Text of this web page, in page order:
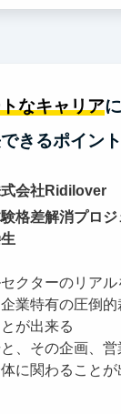
なキャリア
できるポイン
会社Ridilover
格差解消プロ
セクターのリア
企業特有の圧倒
が出来る
と、その企画、
に関わることが